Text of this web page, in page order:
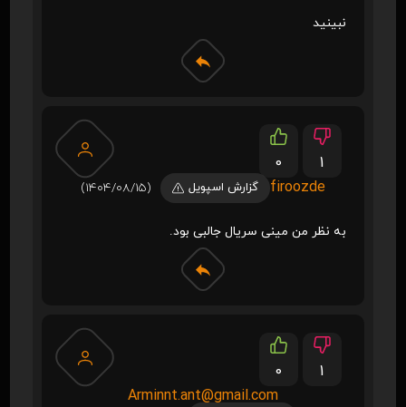
نبینید
0
1
firoozde
گزارش اسپویل (1404/08/15)
به نظر من مینی سریال جالبی بود.
0
1
Arminnt.ant@gmail.com